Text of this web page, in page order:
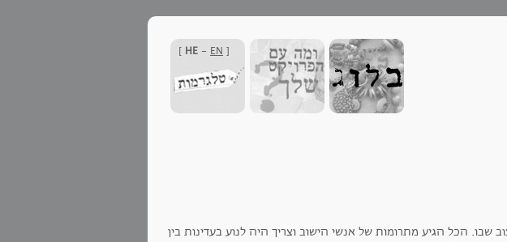
[
HE - EN
]
הכל הגיע מתרומות של אנשי הישוב וצריך היה לנוע בעדינות בין